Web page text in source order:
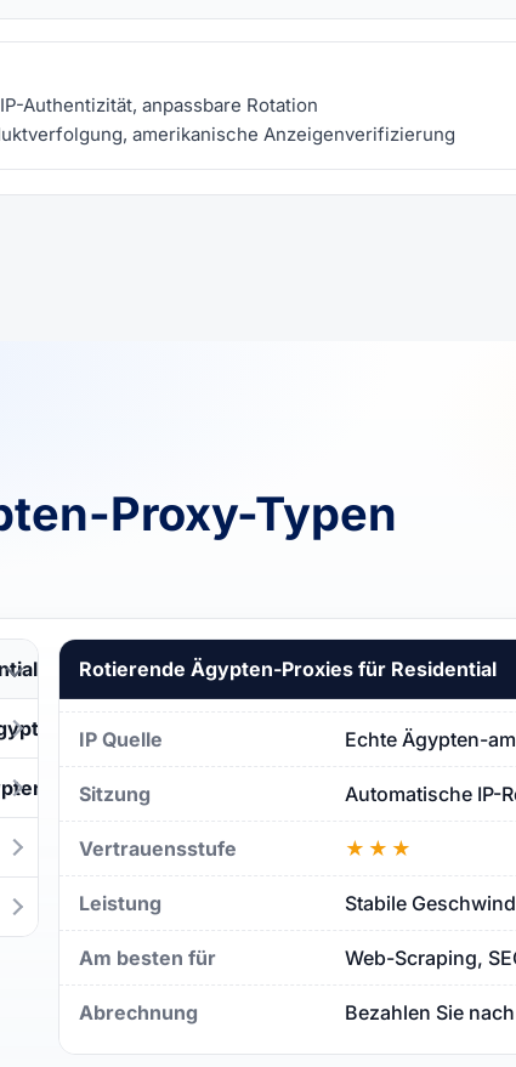
Authentizität, anpassbare Rotation
amerikanische Anzeigenverifizierung
Proxy-Typen
Rotierende Ägypten-Proxies für Residential
IP Quelle Echte Ägypten-
Sitzung Automatische IP-
Vertrauensstufe ★★★
Leistung Stabile
Am besten für Web-Scraping,
Abrechnung Bezahlen Sie